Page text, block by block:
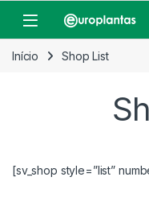
Open
Início Shop List
[sv_shop style=”list”